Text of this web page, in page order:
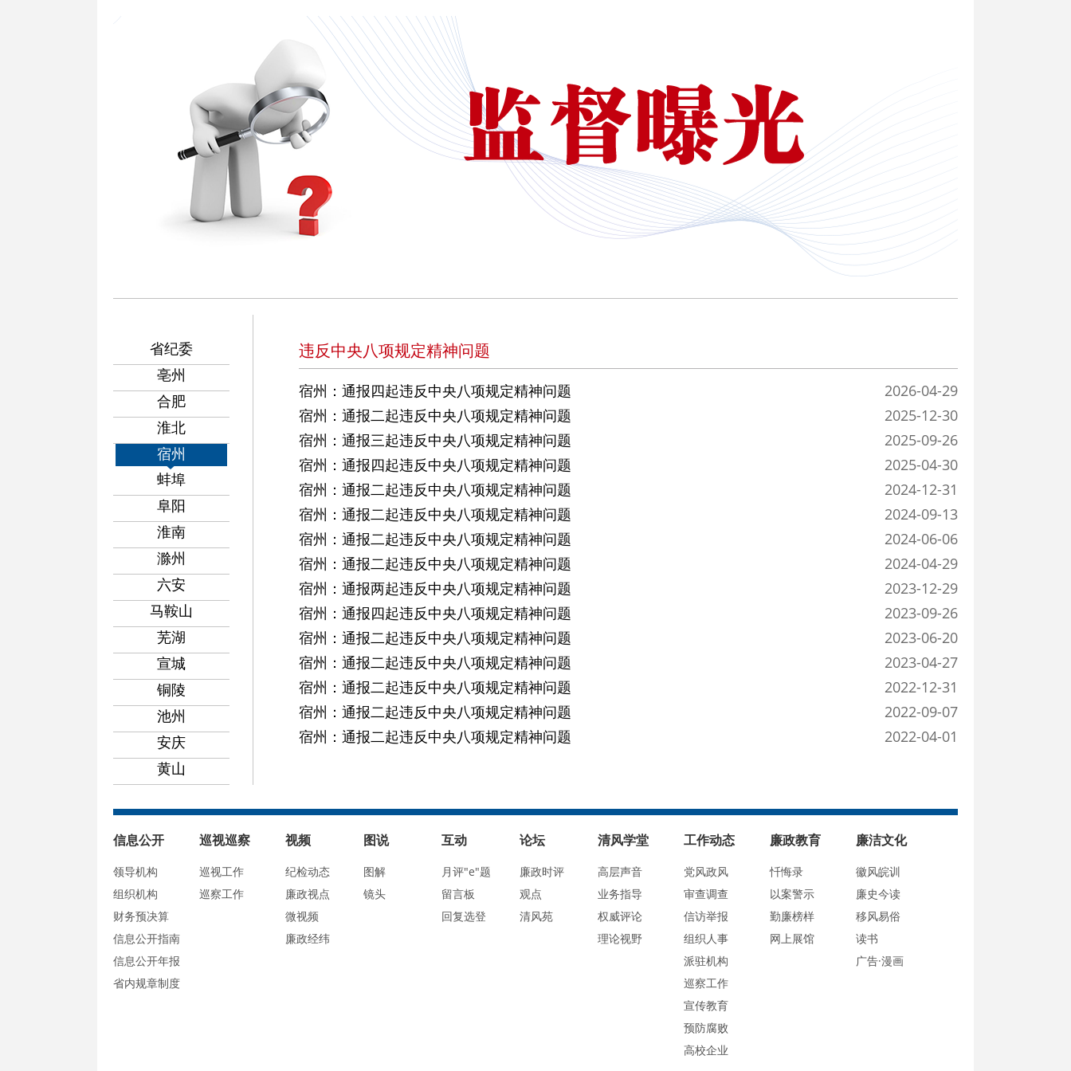
省纪委
亳州
合肥
淮北
宿州
蚌埠
阜阳
淮南
滁州
六安
马鞍山
芜湖
宣城
铜陵
池州
安庆
黄山
违反中央八项规定精神问题
2026-04-29
宿州：通报四起违反中央八项规定精神问题
2025-12-30
宿州：通报二起违反中央八项规定精神问题
2025-09-26
宿州：通报三起违反中央八项规定精神问题
2025-04-30
宿州：通报四起违反中央八项规定精神问题
2024-12-31
宿州：通报二起违反中央八项规定精神问题
2024-09-13
宿州：通报二起违反中央八项规定精神问题
2024-06-06
宿州：通报二起违反中央八项规定精神问题
2024-04-29
宿州：通报二起违反中央八项规定精神问题
2023-12-29
宿州：通报两起违反中央八项规定精神问题
2023-09-26
宿州：通报四起违反中央八项规定精神问题
2023-06-20
宿州：通报二起违反中央八项规定精神问题
2023-04-27
宿州：通报二起违反中央八项规定精神问题
2022-12-31
宿州：通报二起违反中央八项规定精神问题
2022-09-07
宿州：通报二起违反中央八项规定精神问题
2022-04-01
宿州：通报二起违反中央八项规定精神问题
信息公开
领导机构
组织机构
财务预决算
信息公开指南
信息公开年报
省内规章制度
巡视巡察
巡视工作
巡察工作
视频
纪检动态
廉政视点
微视频
廉政经纬
图说
图解
镜头
互动
月评"e"题
留言板
回复选登
论坛
廉政时评
观点
清风苑
清风学堂
高层声音
业务指导
权威评论
理论视野
工作动态
党风政风
审查调查
信访举报
组织人事
派驻机构
巡察工作
宣传教育
预防腐败
高校企业
廉政教育
忏悔录
以案警示
勤廉榜样
网上展馆
廉洁文化
徽风皖训
廉史今读
移风易俗
读书
广告·漫画